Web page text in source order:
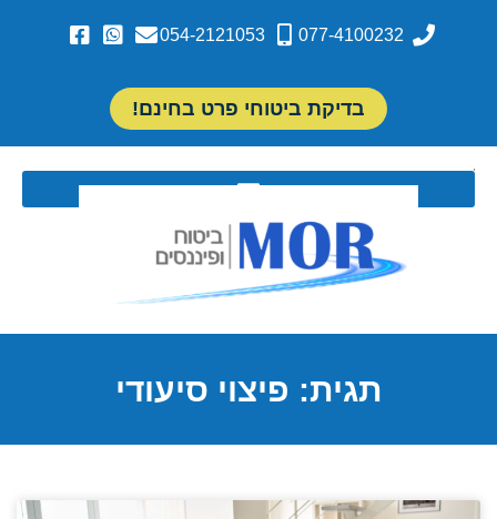
077-4100232
054-2121053
בדיקת ביטוחי פרט בחינם!
תגית: פיצוי סיעודי